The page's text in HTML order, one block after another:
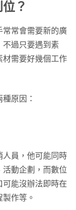
？
常常會需要新的廣
不過只要遇到素
材需要好幾個工作
原因：
人員，他可能同時
活動企劃，而數位
可能沒辦法即時在
作等。